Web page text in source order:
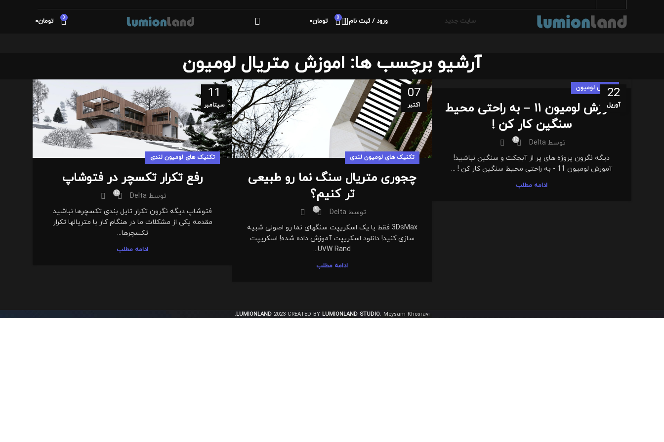
سایت جدید ورود / ثبت نام 0 تومان0
0 تومان0
آرشیو برچسب ها: اموزش متریال لومیون
22
آوریل
آموزش لومیون
آموزش لومیون 11 – به راحتی محیط
سنگین کار کن !
توسط Delta
12
دیگه نگرون پروژه های پر از آبجکت و سنگین نباشید!
آموزش لومیون 11 - به راحتی محیط سنگین کار کن ! ...
ادامه مطلب
07
اکتبر
تکنیک های لومیون لندی
چجوری متریال سنگ نما رو طبیعی
تر کنیم؟
توسط Delta
9
3DsMax فقط با یک اسکریپت سنگهای نما رو اصولی شبیه
سازی کنید! دانلود اسکریپت آموزش داده شده! اسکریپت
UVW Rand...
ادامه مطلب
11
سپتامبر
تکنیک های لومیون لندی
رفع تکرار تکسچر در فتوشاپ
توسط Delta
12
فتوشاپ دیگه نگرون تکرار تایل بندی تکسچرها نباشید
مقدمه یکی از مشکلات ما در هنگام کار با متریالها تکرار
تکسچرها...
ادامه مطلب
LUMIONLAND 2023 CREATED BY LUMIONLAND STUDIO. Meysam Khosravi.